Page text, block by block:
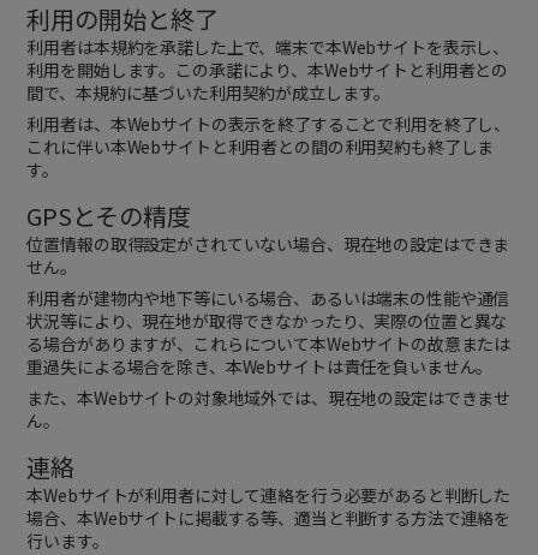
利用の開始と終了
利用者は本規約を承諾した上で、端末で本Webサイトを表示し、
利用を開始します。この承諾により、本Webサイトと利用者との
間で、本規約に基づいた利用契約が成立します。
利用者は、本Webサイトの表示を終了することで利用を終了し、
これに伴い本Webサイトと利用者との間の利用契約も終了しま
す。
GPSとその精度
位置情報の取得設定がされていない場合、現在地の設定はできま
せん。
利用者が建物内や地下等にいる場合、あるいは端末の性能や通信
状況等により、現在地が取得できなかったり、実際の位置と異な
る場合がありますが、これらについて本Webサイトの故意または
重過失による場合を除き、本Webサイトは責任を負いません。
また、本Webサイトの対象地域外では、現在地の設定はできませ
ん。
連絡
本Webサイトが利用者に対して連絡を行う必要があると判断した
場合、本Webサイトに掲載する等、適当と判断する方法で連絡を
行います。